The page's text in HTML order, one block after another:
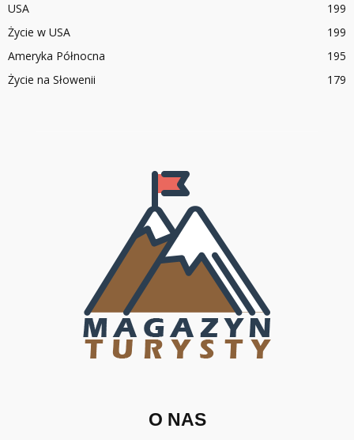
USA
199
Życie w USA
199
Ameryka Północna
195
Życie na Słowenii
179
O NAS